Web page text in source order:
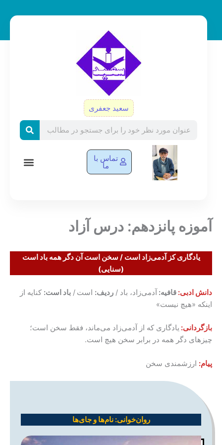
سعید جعفری
تماس با
ما
آموزه پانزدهم: درس آزاد
یادگاری کز آدمی‌زاد است / سخن است آن دگر همه باد است
(سنایی)
دانش ادبی: قافیه: آدمی‌زاد، باد / ردیف: است / باد است: کنایه از
اینکه «هیچ نیست»
بازگردانی: یادگاری که از آدمی‌زاد می‌ماند، فقط سخن است؛
چیزهای دگر همه در برابر سخن هیچ است.
پیام: ارزشمندی سخن
روان‌خوانی:نام‌ها و جای‌ها